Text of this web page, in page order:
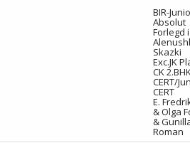
BIR-
Absolut
Forlegd
Skazki
Exc.JK
CK
CERT/
CERT
E.
& Olga
&
Roman